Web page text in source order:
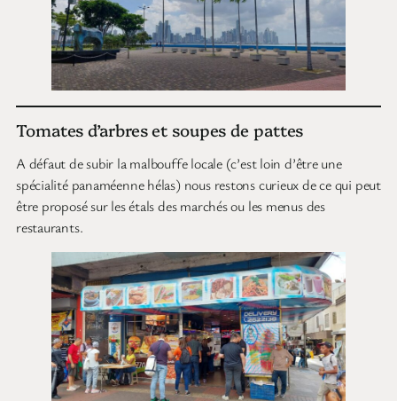
Tomates d’arbres et soupes de pattes
A défaut de subir la malbouffe locale (c’est loin d’être une
spécialité panaméenne hélas) nous restons curieux de ce qui peut
être proposé sur les étals des marchés ou les menus des
restaurants.